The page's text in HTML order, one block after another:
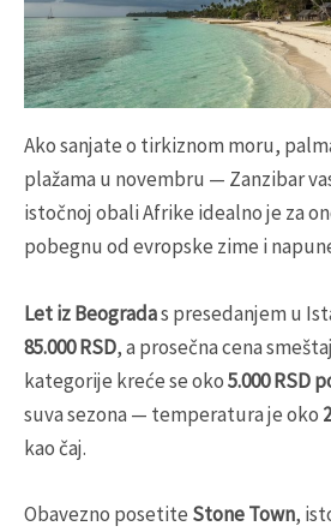
Ako sanjate o tirkiznom moru,
plažama u novembru — Zanzibar
istočnoj obali Afrike idealno je za
pobegnu od evropske zime i
Let iz Beogradas presedanjem u
85.000 RSD, a prosečna cena
kategorije kreće se oko5.000 RSD
suva sezona — temperatura je oko
kao čaj.
Obavezno posetite Stone Town,